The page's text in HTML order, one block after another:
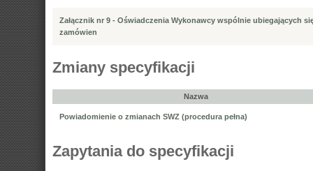
Załącznik nr 9 - Oświadczenia Wykonawcy wspólnie ubiegających
zamówien
Zmiany specyfikacji
Nazwa
Powiadomienie o zmianach SWZ (procedura pełna)
Zapytania do specyfikacji